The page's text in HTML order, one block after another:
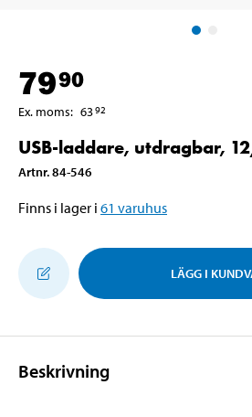
7990
Ex. moms: 6392
USB-laddare, utdragbar,
Artnr.84-546
Finns i lager i 61 varuhus
LÄGG I
Beskrivning